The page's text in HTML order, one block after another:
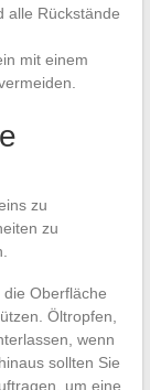
alle Rückstände
mit einem
zu
zu
Oberfläche
Öltropfen,
wenn
sollten Sie
um eine